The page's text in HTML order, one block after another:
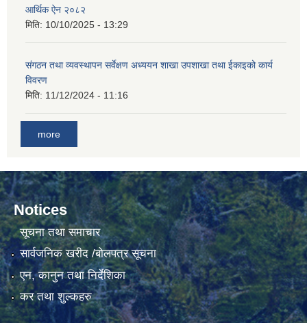
आर्थिक ऐन २०८२
मिति: 10/10/2025 - 13:29
संगठन तथा व्यवस्थापन सर्वेक्षण अध्ययन शाखा उपशाखा तथा ईकाइको कार्य
विवरण
मिति: 11/12/2024 - 11:16
more
Notices
सूचना तथा समाचार
सार्वजनिक खरीद /बोलपत्र सूचना
एन, कानुन तथा निर्देशिका
कर तथा शुल्कहरु